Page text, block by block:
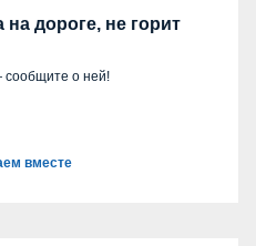
дороге, не горит
сообщите о ней!
вместе